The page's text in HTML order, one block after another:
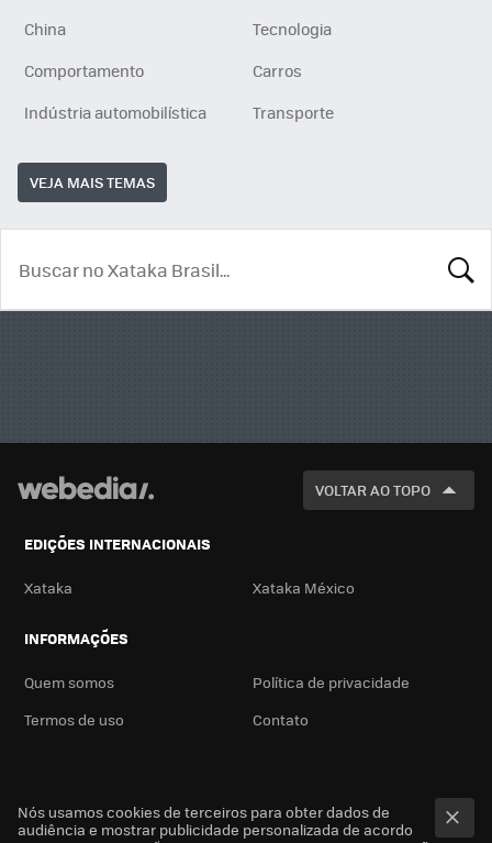
China
Tecnologia
Comportamento
Carros
Indústria automobilística
Transporte
VEJA MAIS TEMAS
VOLTAR AO TOPO
EDIÇÕES INTERNACIONAIS
Xataka Xataka México
INFORMAÇÕES
Quem somos
Política de privacidade
Termos de uso
Contato
Nós usamos cookies de terceiros para obter dados de
audiência e mostrar publicidade personalizada de acordo